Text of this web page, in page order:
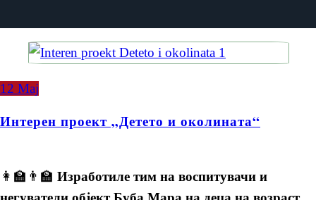
12 Мај
Интерен проект „Детето и околината“
👩‍🏫👨‍🏫 Изработиле тим на воспитувачи и